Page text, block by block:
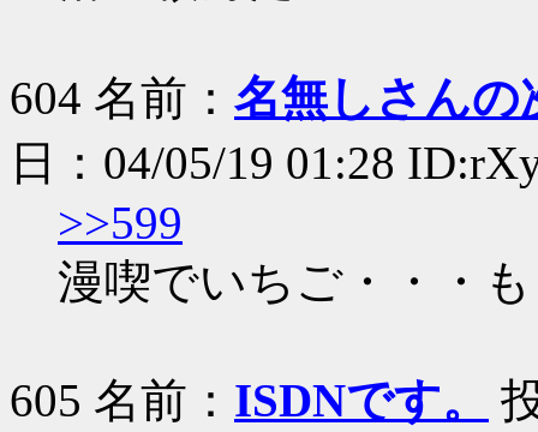
604 名前： 名無しさんの
日：04/05/19 01:28
>>599
漫喫でいちご・・・
605 名前： ISDNです。